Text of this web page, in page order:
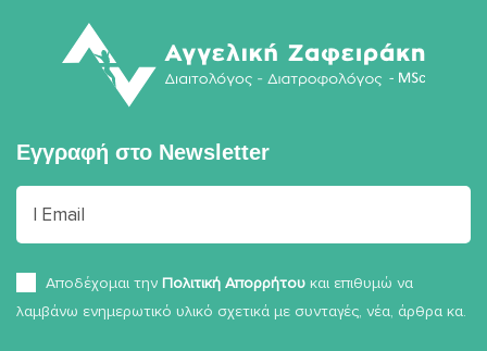
Εγγραφή στο Newsletter
Αποδέχομαι την Πολιτική Απορρήτου και επιθυμώ να
λαμβάνω ενημερωτικό υλικό σχετικά με συνταγές, νέα, άρθρα κα.